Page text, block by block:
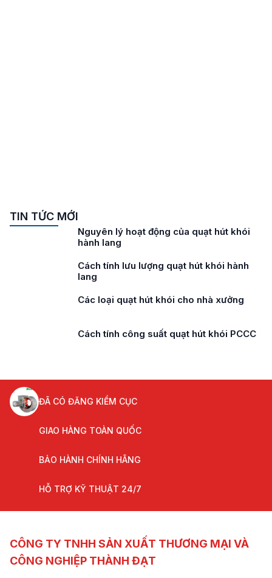
TIN TỨC MỚI
Nguyên lý hoạt động của quạt hút khói
hành lang
Cách tính lưu lượng quạt hút khói hành
lang
Các loại quạt hút khói cho nhà xưởng
Cách tính công suất quạt hút khói PCCC
ĐÃ CÓ ĐĂNG KIỂM CỤC
GIAO HÀNG TOÀN QUỐC
BẢO HÀNH CHÍNH HÃNG
HỖ TRỢ KỸ THUẬT 24/7
CÔNG TY TNHH SẢN XUẤT THƯƠNG MẠI VÀ
CÔNG NGHIỆP THÀNH ĐẠT